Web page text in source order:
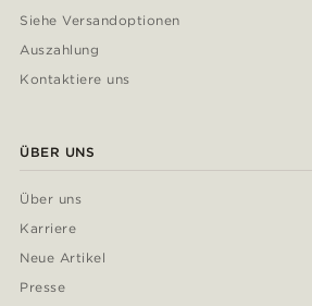
Siehe Versandoptionen
Auszahlung
Kontaktiere uns
ÜBER UNS
Über uns
Karriere
Neue Artikel
Presse